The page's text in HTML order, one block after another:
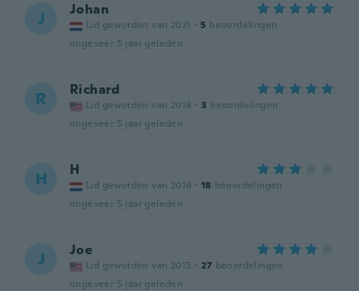
J Johan
Lid geworden van 2021 · 5 beoordelingen
ongeveer 5 jaar geleden
R Richard
Lid geworden van 2018 · 3 beoordelingen
ongeveer 5 jaar geleden
H H
Lid geworden van 2016 · 18 beoordelingen
ongeveer 5 jaar geleden
J Joe
Lid geworden van 2015 · 27 beoordelingen
ongeveer 5 jaar geleden